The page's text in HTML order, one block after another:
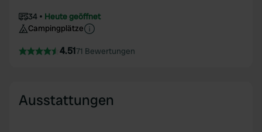
34
Heute geöffnet
Campingplätze
4.5171 Bewertungen
Ausstattungen